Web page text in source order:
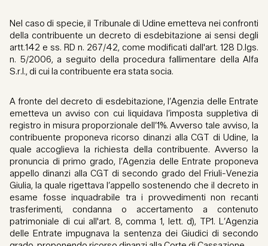
Nel caso di specie, il Tribunale di Udine emetteva nei confronti
della contribuente un decreto di esdebitazione ai sensi degli
artt.142 e ss. RD n. 267/42, come modificati dall'art. 128 D.lgs.
n. 5/2006, a seguito della procedura fallimentare della Alfa
S.r.l., di cui la contribuente era stata socia.
A fronte del decreto di esdebitazione, l’Agenzia delle Entrate
emetteva un avviso con cui liquidava l’imposta suppletiva di
registro in misura proporzionale dell’1%. Avverso tale avviso, la
contribuente proponeva ricorso dinanzi alla CGT di Udine, la
quale accoglieva la richiesta della contribuente. Avverso la
pronuncia di primo grado, l’Agenzia delle Entrate proponeva
appello dinanzi alla CGT di secondo grado del Friuli-Venezia
Giulia, la quale rigettava l’appello sostenendo che il decreto in
esame fosse inquadrabile tra i provvedimenti non recanti
trasferimenti, condanna o accertamento a contenuto
patrimoniale di cui all'art. 8, comma 1, lett. d), TP1. L’Agenzia
delle Entrate impugnava la sentenza dei Giudici di secondo